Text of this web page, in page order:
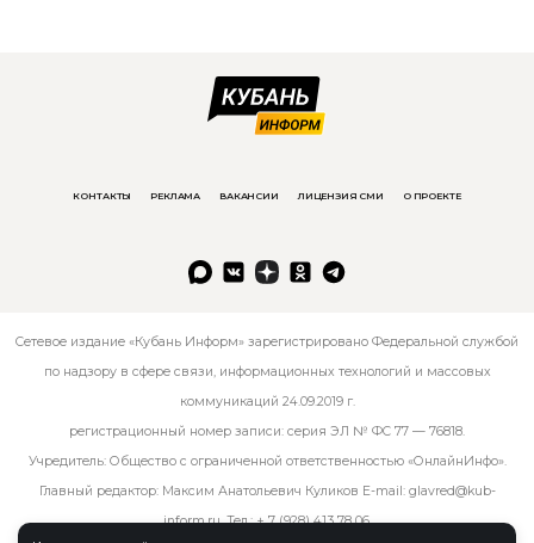
КОНТАКТЫ РЕКЛАМА ВАКАНСИИ ЛИЦЕНЗИЯ СМИ О ПРОЕКТЕ
Сетевое издание «Кубань Информ» зарегистрировано Федеральной службой
по надзору в сфере связи, информационных технологий и массовых
коммуникаций 24.09.2019 г.
регистрационный номер записи: серия ЭЛ № ФС 77 — 76818.
Учредитель: Общество с ограниченной ответственностью «ОнлайнИнфо».
Главный редактор: Максим Анатольевич Куликов E-mail: glavred@kub-
inform.ru. Тел.:+ 7 (928) 413 78 06.